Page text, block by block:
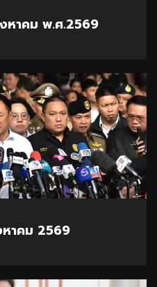
หาคม พ.ศ.2569
หาคม 2569